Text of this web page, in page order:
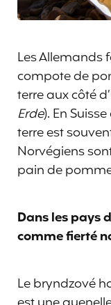
Les Allemands
compote de
terre aux côté
Erde). En
terre est
Norvégiens
pain de
Dans les pays
comme fierté
Le bryndzové